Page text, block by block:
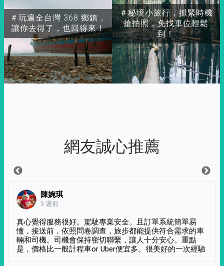
＃玩遍全台灣 368 鄉鎮，
讓你去得了，也回得來！
＃秘境小旅行，抓緊時機
搶拍照，免找車位輕鬆
到！
網友誠心推薦
陳婉琪
3 週前
真心覺得服務很好。駕駛專業安全。且訂單系統簡單易
懂，接送前，依照問卷調查，旅步都能提供符合需求的車
輛和司機。司機會保持密切聯繫，讓人十分安心。重點
是，價格比一般計程車or Uber便宜多。很美好的一次經驗